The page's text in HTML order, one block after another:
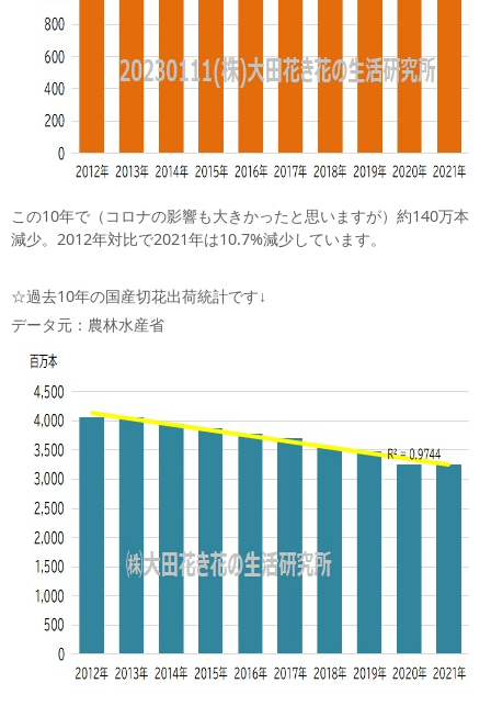
この10年で（コロナの影響も大きかったと思いますが）約140万本
減少。2012年対比で2021年は10.7%減少しています。
☆過去10年の国産切花出荷統計です↓
データ元：農林水産省